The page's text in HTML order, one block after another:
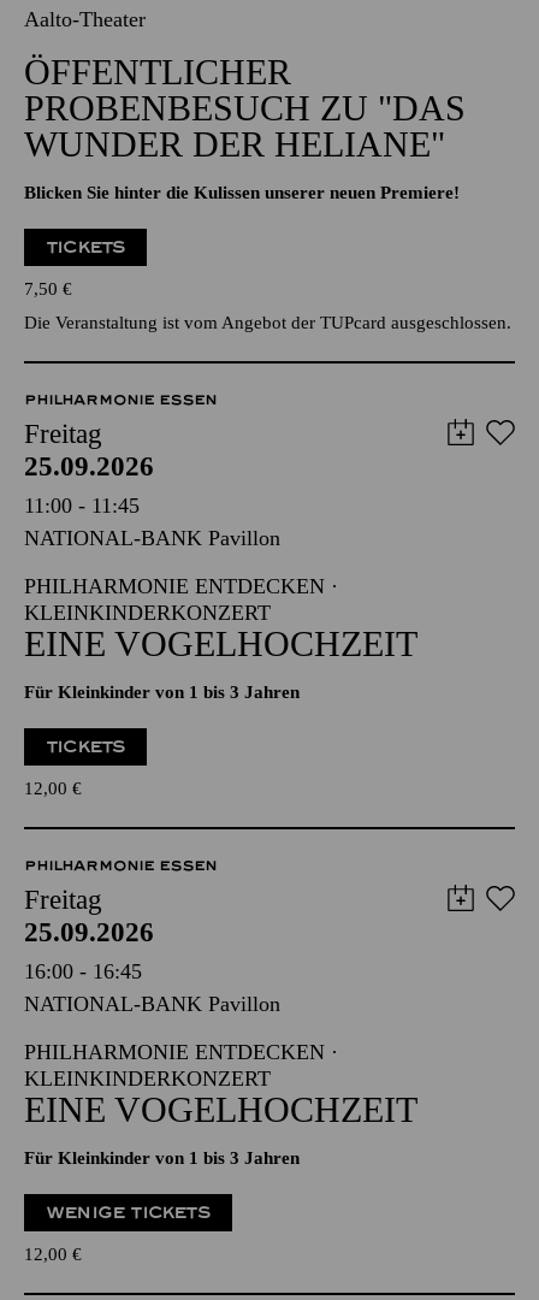
Aalto-Theater
ÖFFENTLICHER
PROBENBESUCH ZU "DAS
WUNDER DER HELIANE"
Blicken Sie hinter die Kulissen unserer neuen Premiere!
TICKETS
7,50 €
Die Veranstaltung ist vom Angebot der TUPcard ausgeschlossen.
PHILHARMONIE ESSEN
Freitag
25.09.2026
11:00 - 11:45
NATIONAL-BANK Pavillon
PHILHARMONIE ENTDECKEN ·
KLEINKINDERKONZERT
EINE VOGELHOCHZEIT
Für Kleinkinder von 1 bis 3 Jahren
TICKETS
12,00 €
PHILHARMONIE ESSEN
Freitag
25.09.2026
16:00 - 16:45
NATIONAL-BANK Pavillon
PHILHARMONIE ENTDECKEN ·
KLEINKINDERKONZERT
EINE VOGELHOCHZEIT
Für Kleinkinder von 1 bis 3 Jahren
WENIGE TICKETS
12,00 €